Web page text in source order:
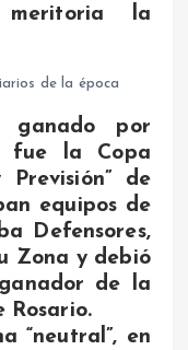
la
de la época
ganado por
fue la Copa
de
equipos de
Defensores,
Zona y debió
de la
Rosario.
“neutral”, en